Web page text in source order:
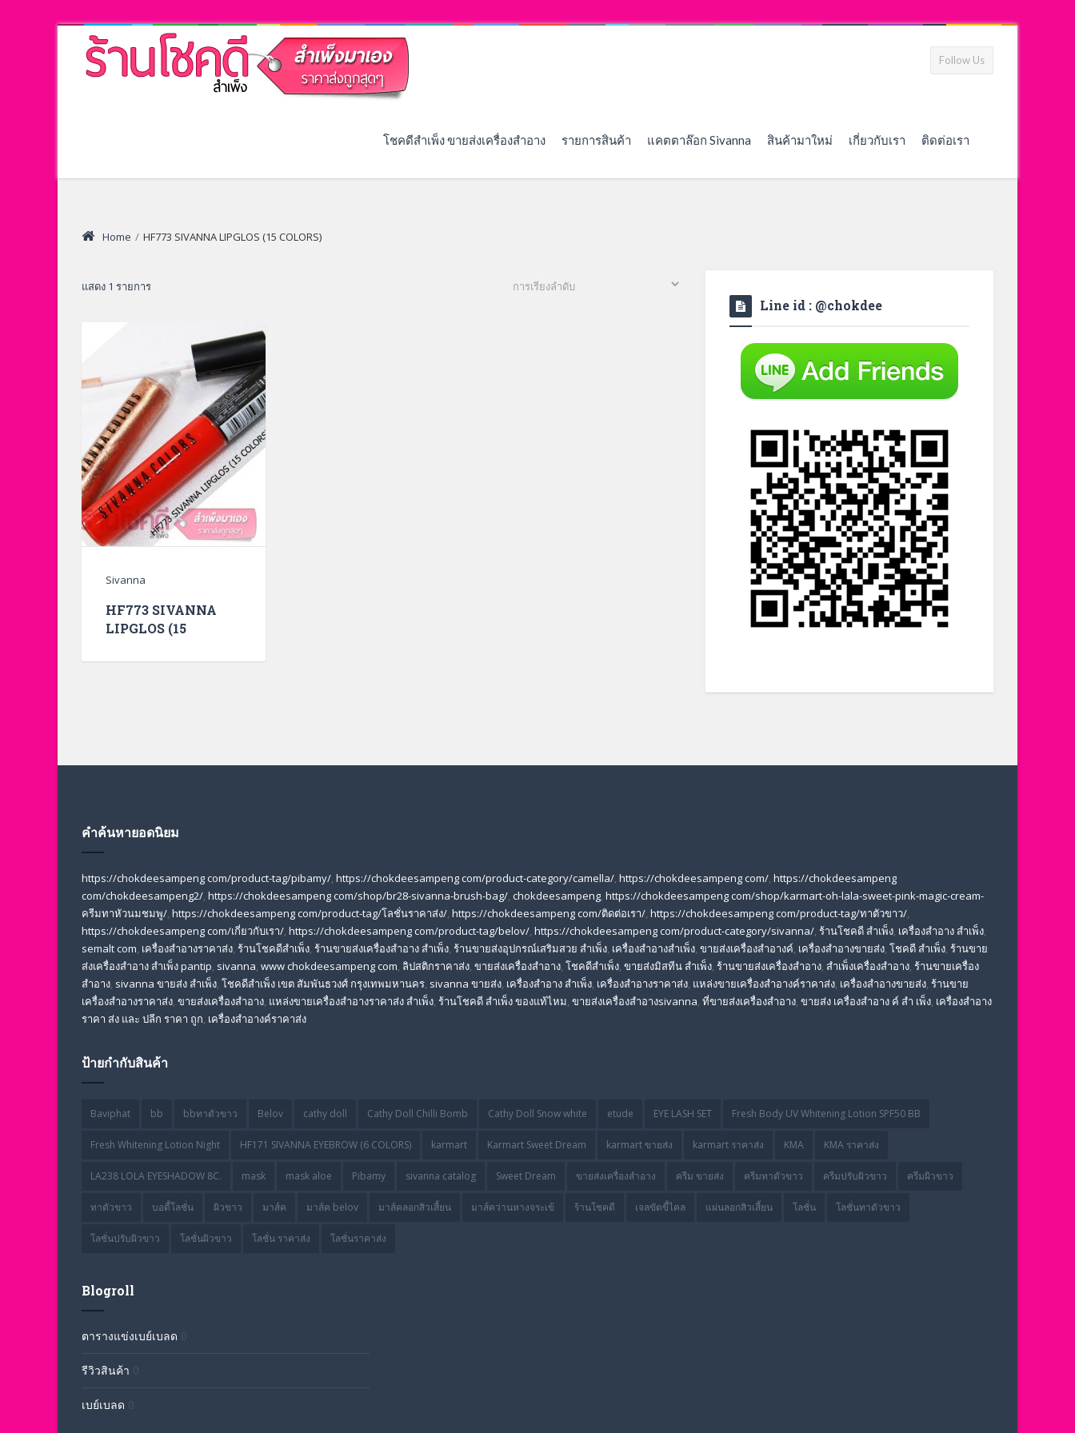
Follow Us
โชคดีสำเพ็ง ขายส่งเครื่องสำอาง รายการสินค้า แคตตาล๊อก Sivanna สินค้ามาใหม่ เกี่ยวกับเรา ติดต่อเรา
Home / HF773 SIVANNA LIPGLOS (15 COLORS)
แสดง 1 รายการ
Sivanna
HF773 SIVANNA
LIPGLOS (15
Line id : @chokdee
คำค้นหายอดนิยม
https://chokdeesampeng com/product-tag/pibamy/, https://chokdeesampeng com/product-category/camella/, https://chokdeesampeng com/, https://chokdeesampeng
com/chokdeesampeng2/, https://chokdeesampeng com/shop/br28-sivanna-brush-bag/, chokdeesampeng, https://chokdeesampeng com/shop/karmart-oh-lala-sweet-pink-magic-cream-
ครีมทาหัวนมชมพู/, https://chokdeesampeng com/product-tag/โลชั่นราคาส่ง/, https://chokdeesampeng com/ติดต่อเรา/, https://chokdeesampeng com/product-tag/ทาตัวขาว/,
https://chokdeesampeng com/เกี่ยวกับเรา/, https://chokdeesampeng com/product-tag/belov/, https://chokdeesampeng com/product-category/sivanna/, ร้านโชคดี สําเพ็ง, เครื่องสำอาง สำเพ็ง,
semalt com, เครื่องสำอางราคาส่ง, ร้านโชคดีสำเพ็ง, ร้านขายส่งเครื่องสําอาง สําเพ็ง, ร้านขายส่งอุปกรณ์เสริมสวย สําเพ็ง, เครื่องสำอางสำเพ็ง, ขายส่งเครื่องสำอางค์, เครื่องสำอางขายส่ง, โชคดี สําเพ็ง, ร้านขาย
ส่งเครื่องสําอาง สําเพ็ง pantip, sivanna, www chokdeesampeng com, ลิปสติกราคาส่ง, ขายส่งเครื่องสำอาง, โชคดีสำเพ็ง, ขายส่งมิสทีน สําเพ็ง, ร้านขายส่งเครื่องสำอาง, สําเพ็งเครื่องสําอาง, ร้านขายเครื่อง
สำอาง, sivanna ขายส่ง สําเพ็ง, โชคดีสำเพ็ง เขต สัมพันธวงศ์ กรุงเทพมหานคร, sivanna ขายส่ง, เครื่องสําอาง สําเพ็ง, เครื่องสําอางราคาส่ง, แหล่งขายเครื่องสําอางค์ราคาส่ง, เครื่องสําอางขายส่ง, ร้านขาย
เครื่องสําอางราคาส่ง, ขายส่งเครื่องสําอาง, แหล่งขายเครื่องสําอางราคาส่ง สําเพ็ง, ร้านโชคดี สําเพ็ง ของแท้ไหม, ขายส่งเครื่องสําอางsivanna, ที่ขายส่งเครื่องสําอาง, ขายส่ง เครื่องสำอาง ค์ สำ เพ็ง, เครื่องสำอาง
ราคา ส่ง และ ปลีก ราคา ถูก, เครื่องสำอางค์ราคาส่ง
ป้ายกำกับสินค้า
Baviphat bb bbทาตัวขาว Belov cathy doll Cathy Doll Chilli Bomb Cathy Doll Snow white etude EYE LASH SET Fresh Body UV Whitening Lotion SPF50 BB
Fresh Whitening Lotion Night HF171 SIVANNA EYEBROW (6 COLORS) karmart Karmart Sweet Dream karmart ขายส่ง karmart ราคาส่ง KMA KMA ราคาส่ง
LA238 LOLA EYESHADOW 8C. mask mask aloe Pibamy sivanna catalog Sweet Dream ขายส่งเครื่องสำอาง ครีม ขายส่ง ครีมทาตัวขาว ครีมปรับผิวขาว ครีมผิวขาว
ทาตัวขาว บอดี้โลชั่น ผิวขาว มาส์ค มาส์ค belov มาส์คลอกสิวเสี้ยน มาส์คว่านหางจระเข้ ร้านโชคดี เจลขัดขี้ไคล แผ่นลอกสิวเสี้ยน โลชั่น โลชั่นทาตัวขาว
โลชั่นปรับผิวขาว โลชั่นผิวขาว โลชั่น ราคาส่ง โลชั่นราคาส่ง
Blogroll
ตารางแข่งเบย์เบลด 0
รีวิวสินค้า 0
เบย์เบลด 0